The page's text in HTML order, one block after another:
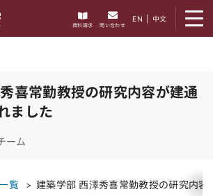
資料請求 問い合わせ
EN 中文
喜常勤教授の研究内容が建通
ました
ーム
覧 建築学部 西澤秀喜常勤教授の研究内